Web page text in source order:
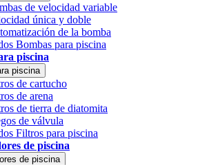
de velocidad variable
única y doble
de la bomba
Bombas para piscina
piscina
piscina
de cartucho
de arena
de tierra de diatomita
de válvula
Filtros para piscina
de piscina
de piscina